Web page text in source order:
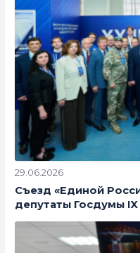
29.06.2026
Съезд «Единой
депутаты Госдумы IX